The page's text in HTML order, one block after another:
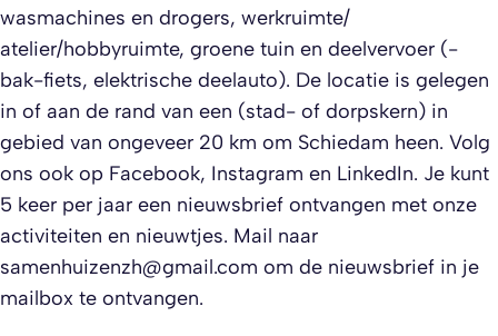
wasmachines en drogers, werkruimte/
atelier/hobbyruimte, groene tuin en deelvervoer (-
bak-fiets, elektrische deelauto). De locatie is gelegen
in of aan de rand van een (stad- of dorpskern) in
gebied van ongeveer 20 km om Schiedam heen. Volg
ons ook op Facebook, Instagram en LinkedIn. Je kunt
5 keer per jaar een nieuwsbrief ontvangen met onze
activiteiten en nieuwtjes. Mail naar
samenhuizenzh@gmail.com om de nieuwsbrief in je
mailbox te ontvangen.